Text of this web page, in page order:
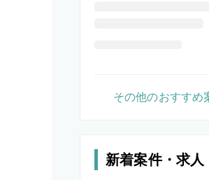
その他のおすすめ
新着案件・求人